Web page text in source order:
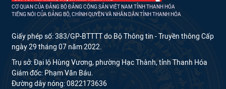
CƠ QUAN CỦA ĐẢNG BỘ ĐẢNG CỘNG SẢN VIỆT NAM TỈNH THANH HÓA
TIẾNG NÓI CỦA ĐẢNG BỘ, CHÍNH QUYỀN VÀ NHÂN DÂN TỈNH THANH HÓA
Giấy phép số: 383/GP-BTTTT do Bộ Thông tin - Truyền thông Cấp
ngày 29 tháng 07 năm 2022.
Trụ sở: Đại lộ Hùng Vương, phường Hạc Thành, tỉnh Thanh Hóa
Giám đốc: Phạm Văn Báu.
Đường dây nóng: 0822173636